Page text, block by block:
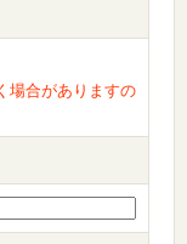
場合がありますの